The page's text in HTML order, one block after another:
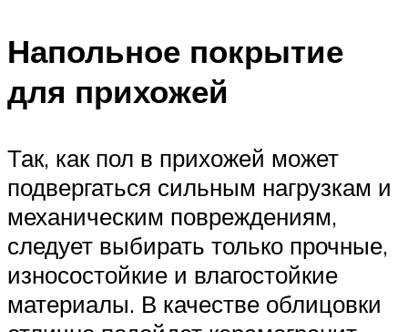
Напольное покрытие
для прихожей
Так, как пол в прихожей может
подвергаться сильным нагрузкам и
механическим повреждениям,
следует выбирать только прочные,
износостойкие и влагостойкие
материалы. В качестве облицовки